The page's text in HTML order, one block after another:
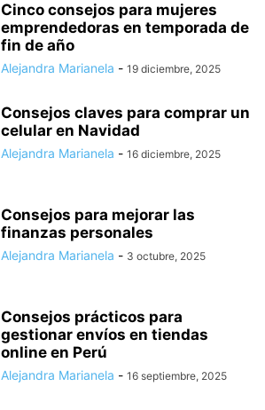
Cinco consejos para mujeres
emprendedoras en temporada de
fin de año
Alejandra Marianela - 19 diciembre, 2025
Consejos claves para comprar un
celular en Navidad
Alejandra Marianela - 16 diciembre, 2025
Consejos para mejorar las
finanzas personales
Alejandra Marianela - 3 octubre, 2025
Consejos prácticos para
gestionar envíos en tiendas
online en Perú
Alejandra Marianela - 16 septiembre, 2025